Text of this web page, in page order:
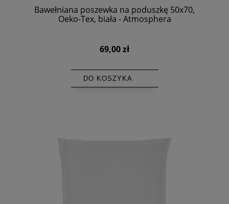
Bawełniana poszewka na poduszkę 50x70,
Oeko-Tex, biała - Atmosphera
69,00 zł
DO KOSZYKA